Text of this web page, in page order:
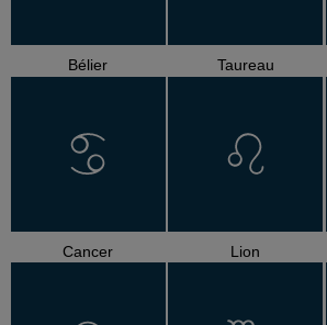
Bélier Taureau
Cancer Lion